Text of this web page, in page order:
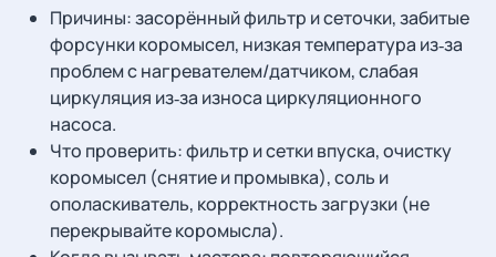
Причины: засорённый фильтр и сеточки, забитые
форсунки коромысел, низкая температура из‑за
проблем с нагревателем/датчиком, слабая
циркуляция из‑за износа циркуляционного
насоса.
Что проверить: фильтр и сетки впуска, очистку
коромысел (снятие и промывка), соль и
ополаскиватель, корректность загрузки (не
перекрывайте коромысла).